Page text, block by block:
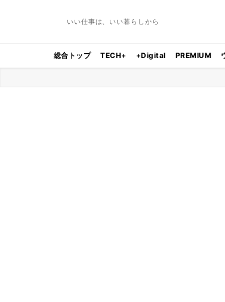
いい仕事は、いい暮らしから
総合トップ TECH+ +Digital PREMIUM